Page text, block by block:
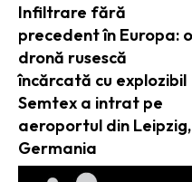
Infiltrare fără
precedent în Europa: o
dronă rusescă
încărcată cu explozibil
Semtex a intrat pe
aeroportul din Leipzig,
Germania